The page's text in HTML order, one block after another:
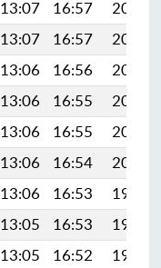
13:07 16:57
20:08
13:07 16:57
20:06
13:06 16:56
20:05
13:06 16:55
20:03
13:06 16:55
20:02
13:06 16:54
20:01
13:06 16:53
19:59
13:05 16:53
19:58
13:05 16:52
19:56